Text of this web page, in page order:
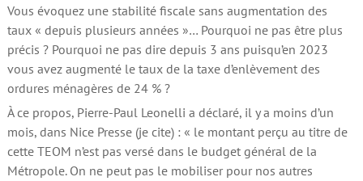
Vous évoquez une stabilité fiscale sans augmentation des
taux « depuis plusieurs années »… Pourquoi ne pas être plus
précis ? Pourquoi ne pas dire depuis 3 ans puisqu’en 2023
vous avez augmenté le taux de la taxe d’enlèvement des
ordures ménagères de 24 % ?
À ce propos, Pierre-Paul Leonelli a déclaré, il y a moins d’un
mois, dans Nice Presse (je cite) : « le montant perçu au titre de
cette TEOM n’est pas versé dans le budget général de la
Métropole. On ne peut pas le mobiliser pour nos autres